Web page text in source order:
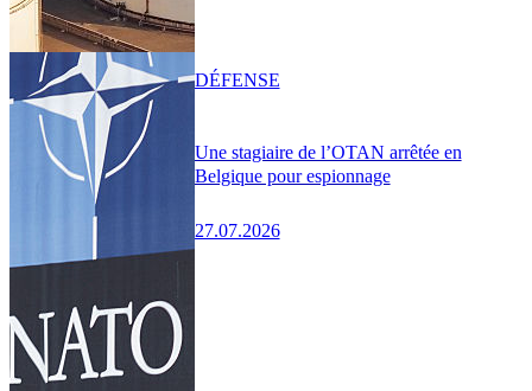
Une stagiaire de l’OTAN arrêtée en
Belgique pour espionnage
27.07.2026
DÉFENSE